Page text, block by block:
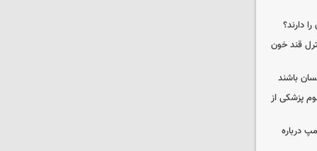
دارند؟
قند خون
باشند
پزشکی از
درباره